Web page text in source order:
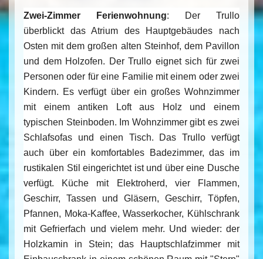
Zwei-Zimmer Ferienwohnung: Der Trullo
überblickt das Atrium des Hauptgebäudes nach
Osten mit dem großen alten Steinhof, dem Pavillon
und dem Holzofen. Der Trullo eignet sich für zwei
Personen oder für eine Familie mit einem oder zwei
Kindern. Es verfügt über ein großes Wohnzimmer
mit einem antiken Loft aus Holz und einem
typischen Steinboden. Im Wohnzimmer gibt es zwei
Schlafsofas und einen Tisch. Das Trullo verfügt
auch über ein komfortables Badezimmer, das im
rustikalen Stil eingerichtet ist und über eine Dusche
verfügt. Küche mit Elektroherd, vier Flammen,
Geschirr, Tassen und Gläsern, Geschirr, Töpfen,
Pfannen, Moka-Kaffee, Wasserkocher, Kühlschrank
mit Gefrierfach und vielem mehr. Und wieder: der
Holzkamin in Stein; das Hauptschlafzimmer mit